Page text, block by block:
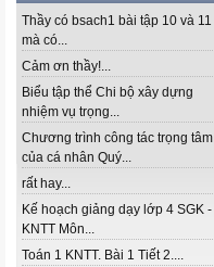
Thầy có bsach1 bài tập 10 và 11
mà có...
Cảm ơn thầy!...
Biểu tập thể Chi bộ xây dựng
nhiệm vụ trọng...
Chương trình công tác trọng tâm
của cá nhân Quý...
rất hay...
Kế hoạch giảng dạy lớp 4 SGK -
KNTT Môn...
Toán 1 KNTT. Bài 1 Tiết 2....